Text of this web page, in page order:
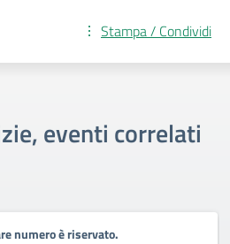
Stampa / Condividi
eventi correlati
numero è riservato.